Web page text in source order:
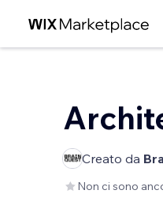
Creato da
Non ci sono